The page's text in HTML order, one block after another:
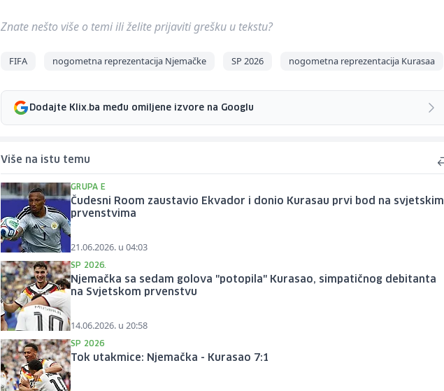
Znate nešto više o temi ili želite prijaviti grešku u tekstu?
FIFA nogometna reprezentacija Njemačke SP 2026 nogometna reprezentacija Kurasaa
Dodajte Klix.ba među omiljene izvore na Googlu
Više na istu temu
GRUPA E
Čudesni Room zaustavio Ekvador i donio Kurasau prvi bod na svjetskim
prvenstvima
21.06.2026. u 04:03
SP 2026.
Njemačka sa sedam golova "potopila" Kurasao, simpatičnog debitanta
na Svjetskom prvenstvu
14.06.2026. u 20:58
SP 2026
Tok utakmice: Njemačka - Kurasao 7:1